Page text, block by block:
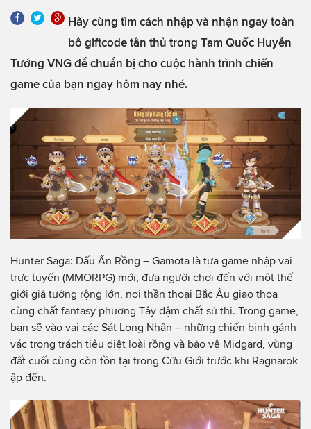
Hãy cùng tìm cách nhập và nhận ngay toàn
bô giftcode tân thủ trong Tam Quốc Huyễn
Tướng VNG để chuẩn bị cho cuộc hành trình chiến
game của bạn ngay hôm nay nhé.
Hunter Saga: Dấu Ấn Rồng – Gamota là tựa game nhập vai
trực tuyến (MMORPG) mới, đưa người chơi đến với một thế
giới giả tưởng rộng lớn, nơi thần thoại Bắc Âu giao thoa
cùng chất fantasy phương Tây đậm chất sử thi. Trong game,
bạn sẽ vào vai các Sát Long Nhân – những chiến binh gánh
vác trọng trách tiêu diệt loài rồng và bảo vệ Midgard, vùng
đất cuối cùng còn tồn tại trong Cửu Giới trước khi Ragnarok
ập đến.